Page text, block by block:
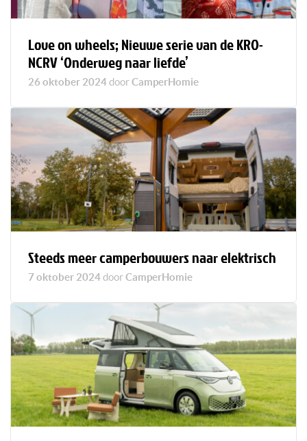
Love on wheels; Nieuwe serie van de KRO-
NCRV ‘Onderweg naar liefde’
26 oktober 2024doorCamperHomie
Steeds meer camperbouwers naar elektrisch
7 oktober 2024doorCamperHomie